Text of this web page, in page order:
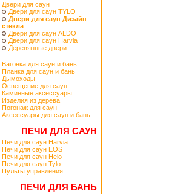
Двери для саун
Двери для саун TYLO
Двери для саун Дизайн
стекла
Двери для саун ALDO
Двери для саун Harvia
Деревянные двери
Вагонка для саун и бань
Планка для саун и бань
Дымоходы
Освещение для саун
Каминные аксессуары
Изделия из дерева
Погонаж для саун
Аксессуары для саун и бань
ПЕЧИ ДЛЯ САУН
Печи для саун Harvia
Печи для саун EOS
Печи для саун Helo
Печи для саун Tylo
Пульты управления
ПЕЧИ ДЛЯ БАНЬ